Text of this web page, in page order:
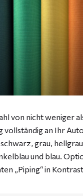
von nicht weniger
vollständig an Ihr
grau,
und blau.
„Piping“ in